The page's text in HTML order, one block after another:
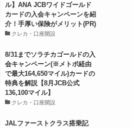
ル】ANA JCBワイドゴールド
カードの入会キャンペーンを紹
介！手厚い保険がメリット(PR)
クレカ・口座開設
8/31までソラチカゴールドの入
会キャンペーン(※メトポ経由
で最大164,650マイル)カードの
特典を解説【8月JCB公式
136,100マイル】
クレカ・口座開設
JALファーストクラス搭乗記